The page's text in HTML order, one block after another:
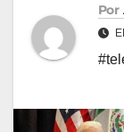
Por